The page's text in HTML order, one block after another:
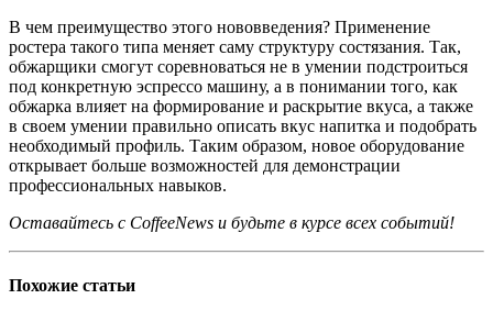
В чем преимущество этого нововведения? Применение
ростера такого типа меняет саму структуру состязания. Так,
обжарщики смогут соревноваться не в умении подстроиться
под конкретную эспрессо машину, а в понимании того, как
обжарка влияет на формирование и раскрытие вкуса, а также
в своем умении правильно описать вкус напитка и подобрать
необходимый профиль. Таким образом, новое оборудование
открывает больше возможностей для демонстрации
профессиональных навыков.
Оставайтесь с CoffeeNews и будьте в курсе всех событий!
Похожие статьи